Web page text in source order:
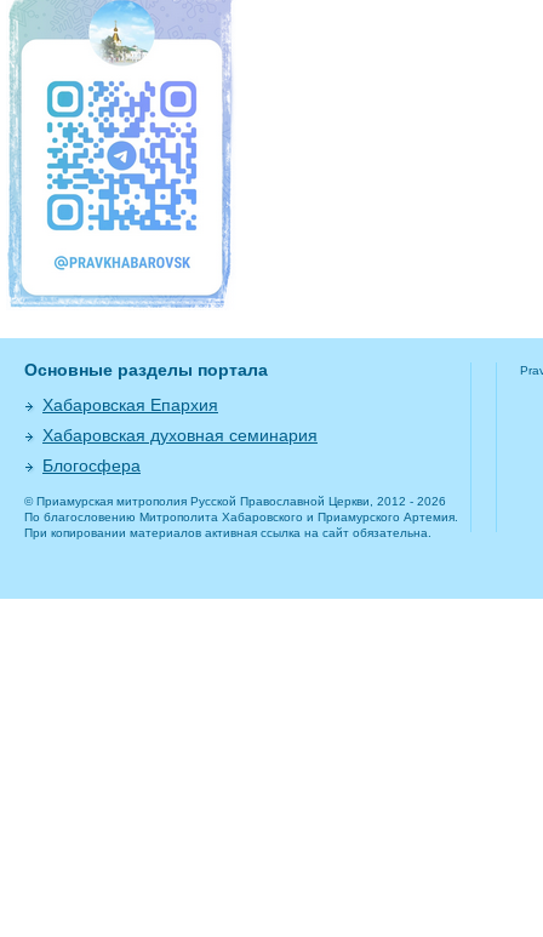
Основные разделы портала
Хабаровская Епархия
Хабаровская духовная семинария
Блогосфера
© Приамурская митрополия Русской Православной Церкви, 2012 - 2026
По благословению Митрополита Хабаровского и Приамурского Артемия.
При копировании материалов активная ссылка на сайт обязательна.